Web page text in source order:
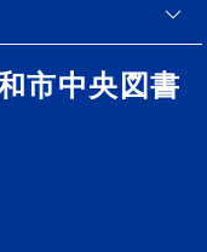
市中央図書